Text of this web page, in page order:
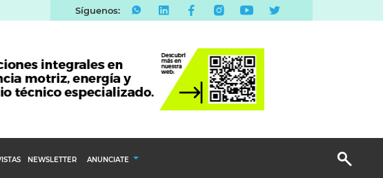
Síguenos:
NEWSLETTER ANUNCIATE